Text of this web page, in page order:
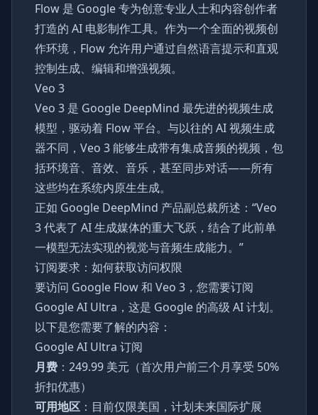
Flow 是 Google 专为创意专业人士和内容创作者
打造的 AI 电影制作工具。作为一个全面的视频创
作环境，Flow 允许用户通过自然语言提示和直观
控制生成、编辑和增强视频。
Veo 3
Veo 3 是 Google DeepMind 最先进的视频生成
模型，驱动着 Flow 平台。与以往的 AI 视频生成
器不同，Veo 3 能够生成带有集成音频的视频，包
括环境音、音效、音乐，甚至同步对话——所有
这些均在系统内原生生成。
正如 Google DeepMind 产品副总裁所述：“Veo
3 代表了 AI 生成媒体的重大飞跃，结合了此前单
一模型无法实现的视觉与音频生成能力。”
订阅要求：如何获取访问权限
要访问 Google Flow 和 Veo 3，您需要订阅
Google AI Ultra，这是 Google 的高级 AI 计划。
以下是您需要了解的内容：
Google AI Ultra 订阅
月费 ：249.99 美元（首次用户前三个月享受 50%
折扣优惠）
可用地区 ：目前仅限美国，计划未来国际扩展